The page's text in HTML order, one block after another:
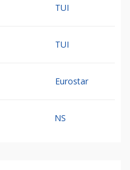
TUI
TUI
Eurostar
NS